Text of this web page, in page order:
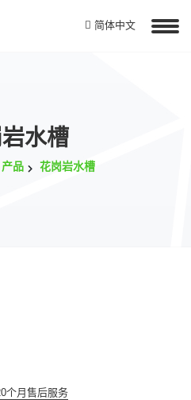
简体中文
水槽
产品 花岗岩水槽
个月售后服务